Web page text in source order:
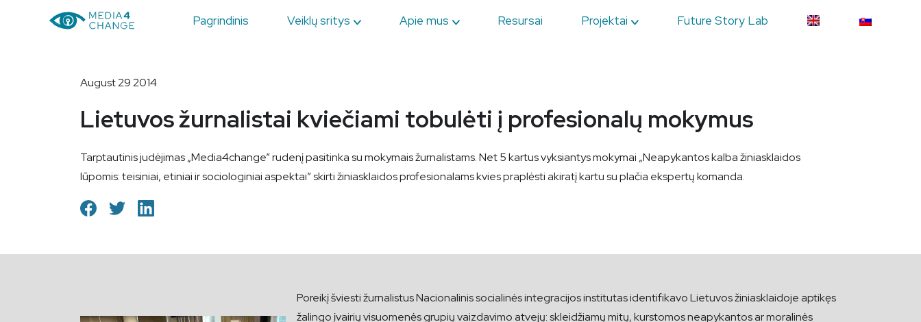
Pagrindinis Veiklų sritys Apie mus Resursai Projektai Future Story Lab
August 29 2014
Lietuvos žurnalistai kviečiami tobulėti į profesionalų mokymus
Tarptautinis judėjimas „Media4change” rudenį pasitinka su mokymais žurnalistams. Net 5 kartus vyksiantys mokymai „Neapykantos kalba žiniasklaidos
lūpomis: teisiniai, etiniai ir sociologiniai aspektai” skirti žiniasklaidos profesionalams kvies praplėsti akiratį kartu su plačia ekspertų komanda.
Poreikį šviesti žurnalistus Nacionalinis socialinės integracijos institutas identifikavo Lietuvos žiniasklaidoje aptikęs
žalingo įvairių visuomenės grupių vaizdavimo atvejų: skleidžiamų mitų, kurstomos neapykantos ar moralinės